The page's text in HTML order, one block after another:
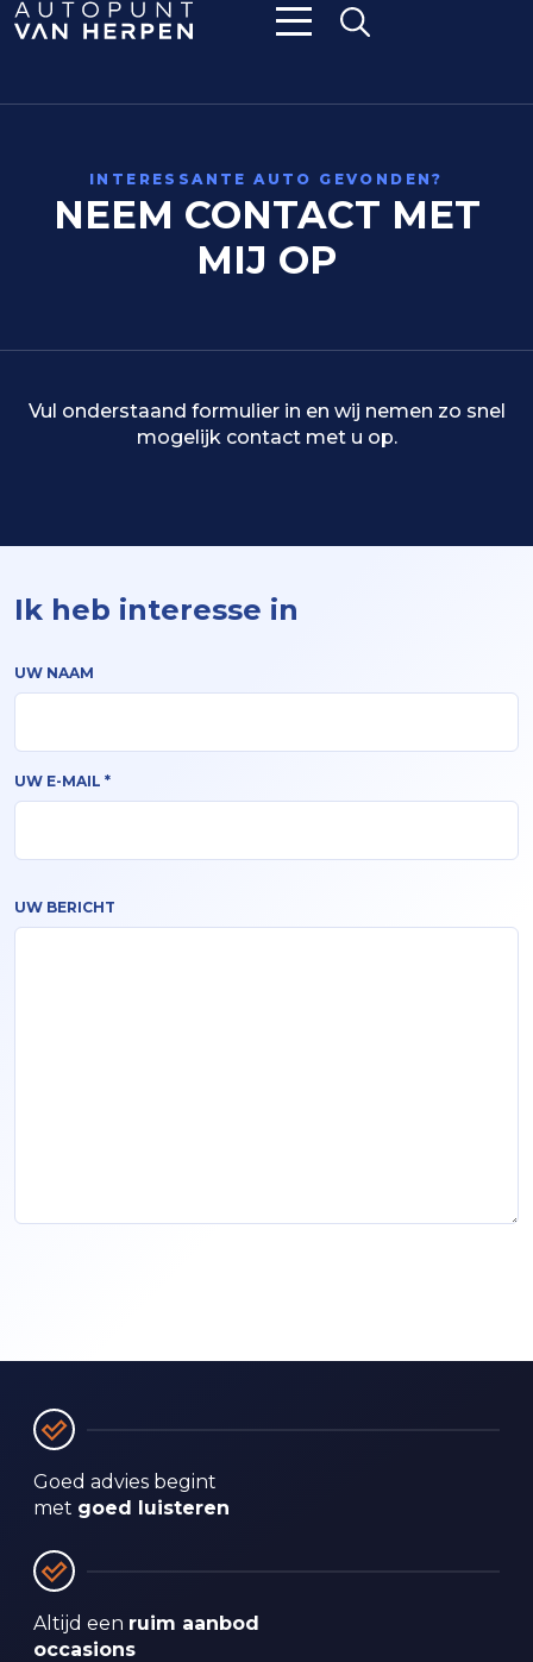
INTERESSANTE AUTO GEVONDEN?
NEEM CONTACT MET
MIJ OP
Vul onderstaand formulier in en wij nemen zo snel
mogelijk contact met u op.
Ik heb interesse in
Contact Us
UW NAAM
UW E-MAIL *
UW BERICHT
Goed advies begint
met goed luisteren
Altijd een ruim aanbod
occasions